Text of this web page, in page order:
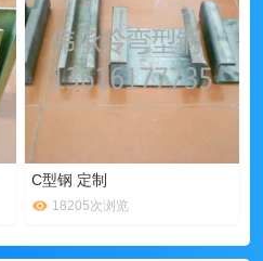
C型钢 定制
18205次浏览